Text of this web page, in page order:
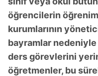
sınırlı olarak açık
Çerezlere ilişkin
vasıtasıyla
için Ayarlar butonuna
Metnimiziziyaret
öğrencilerin
kurumlarının
bayramlar
ders görevlerini
öğretmenler, bu